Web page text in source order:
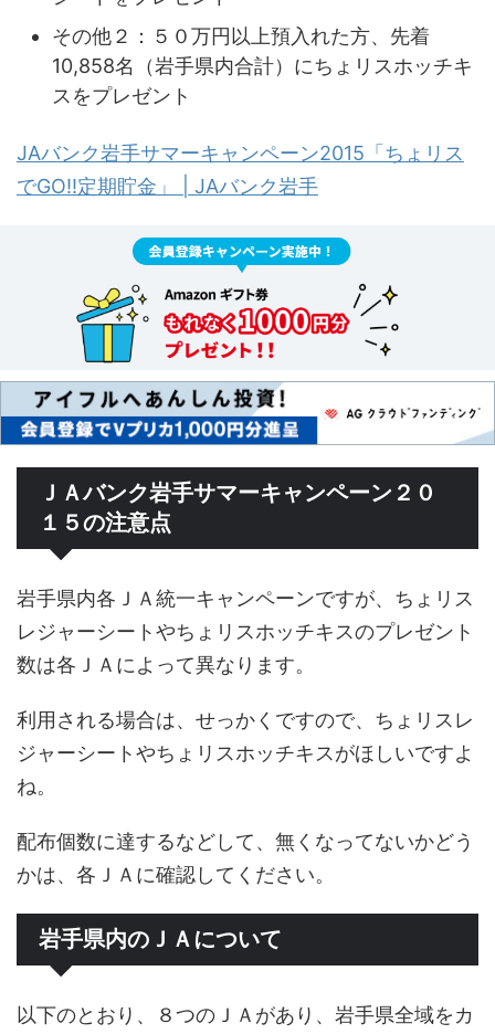
その他２：５０万円以上預入れた方、先着
10,858名（岩手県内合計）にちょリスホッチキ
スをプレゼント
JAバンク岩手サマーキャンペーン2015「ちょリス
でGO!!定期貯金」 | JAバンク岩手
ＪＡバンク岩手サマーキャンペーン２０
１５の注意点
岩手県内各ＪＡ統一キャンペーンですが、ちょリス
レジャーシートやちょリスホッチキスのプレゼント
数は各ＪＡによって異なります。
利用される場合は、せっかくですので、ちょリスレ
ジャーシートやちょリスホッチキスがほしいですよ
ね。
配布個数に達するなどして、無くなってないかどう
かは、各ＪＡに確認してください。
岩手県内のＪＡについて
以下のとおり、８つのＪＡがあり、岩手県全域をカ